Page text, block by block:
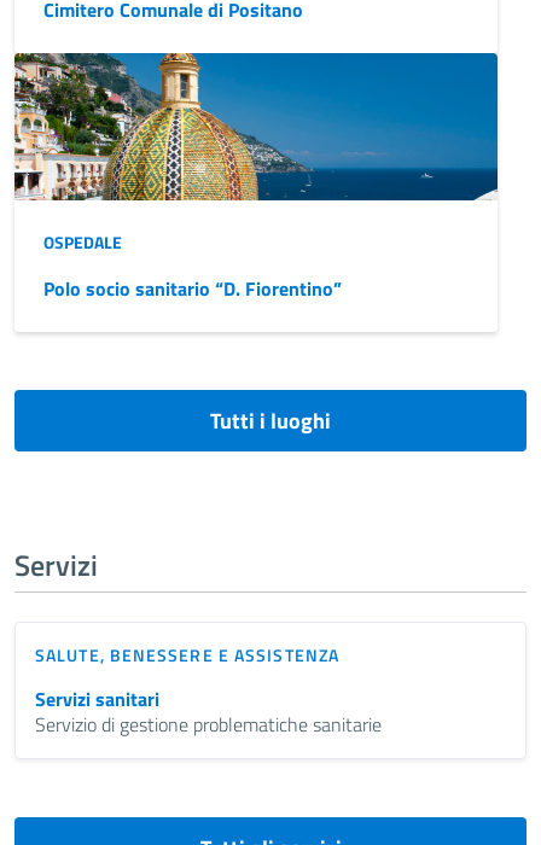
Cimitero Comunale di Positano
OSPEDALE
Polo socio sanitario “D. Fiorentino”
Tutti i luoghi
Servizi
SALUTE, BENESSERE E ASSISTENZA
Servizi sanitari
Servizio di gestione problematiche sanitarie